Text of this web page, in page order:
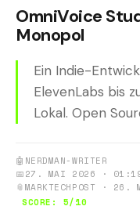
OmniVoice
Monopol
Ein Indie-
ElevenLabs bis
Lokal. Open
🤖 NERDMAN-WRITER
📅27. MAI 2026 ·
📎MARKTECHPOST ·
SCORE: 5/10